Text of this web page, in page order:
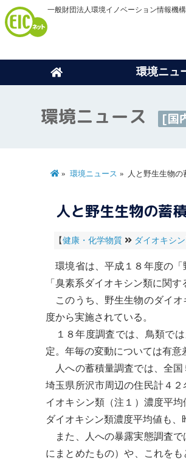
一般財団法人環境イノベーション情報機構
環境ニュ
環境ニュース [国
環境ニュース 人と野生生物
人と野生生物の蓄
【健康・化学物質 ダイオキシン
環境省は、平成１８年度の「
「臭素系ダイオキシン類に関す
このうち、野生生物のダイオ
度から実施されている。
１８年度調査では、 鳥類では
定。年毎の変動については有意
人への蓄積量調査では、全国
埼玉県所沢市周辺の住民計４
イオキシン類（注１）濃度平
ダイオキシン類濃度平均値も、
また、人への暴露実態調査で
にまとめたもの）や、これを